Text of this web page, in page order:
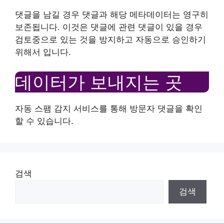
댓글을 남길 경우 댓글과 해당 메타데이터는 영구히
보존됩니다. 이것은 댓글에 관련 댓글이 있을 경우
검토중으로 있는 것을 방지하고 자동으로 승인하기
위해서 입니다.
데이터가 보내지는 곳
자동 스팸 감지 서비스를 통해 방문자 댓글을 확인
할 수 있습니다.
검색
검색